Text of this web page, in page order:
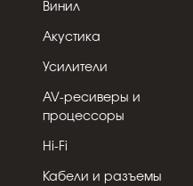
Винил
Акустика
Усилители
AV-ресиверы и
процессоры
Hi-Fi
Кабели и разъемы